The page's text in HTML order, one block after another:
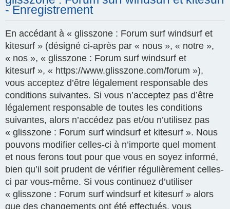
- Enregistrement
En accédant à « glisszone : Forum surf windsurf et
kitesurf » (désigné ci-après par « nous », « notre »,
« nos », « glisszone : Forum surf windsurf et
kitesurf », « https://www.glisszone.com/forum »),
vous acceptez d’être légalement responsable des
conditions suivantes. Si vous n’acceptez pas d’être
légalement responsable de toutes les conditions
suivantes, alors n’accédez pas et/ou n’utilisez pas
« glisszone : Forum surf windsurf et kitesurf ». Nous
pouvons modifier celles-ci à n’importe quel moment
et nous ferons tout pour que vous en soyez informé,
bien qu’il soit prudent de vérifier régulièrement celles-
ci par vous-même. Si vous continuez d’utiliser
« glisszone : Forum surf windsurf et kitesurf » alors
que des changements ont été effectués, vous